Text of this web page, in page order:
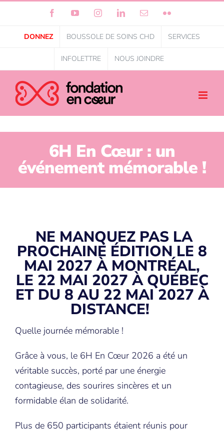
FacebookYouTubeInstagramLinkedInCourrielFlickr
DONNEZ BOUSSOLE DE SOINS CHD SERVICES
INFOLETTRE NOUS JOINDRE
6H En Cœur : un
événement mémorable !
NE MANQUEZ PAS LA
PROCHAINE ÉDITION LE 8
MAI 2027 À MONTRÉAL,
LE 22 MAI 2027 À QUÉBEC
ET DU 8 AU 22 MAI 2027 À
DISTANCE!
Quelle journée mémorable !
Grâce à vous, le 6H En Cœur 2026 a été un
véritable succès, porté par une énergie
contagieuse, des sourires sincères et un
formidable élan de solidarité.
Plus de 650 participants étaient réunis pour